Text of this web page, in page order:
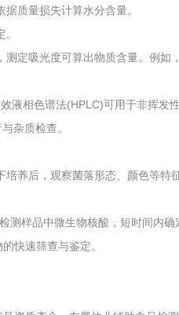
质量损失计算水分含量。
测定吸光度可算出物质含量。例如
液相色谱法(HPLC)可用于非挥发
杂质检查。
培养后，观察菌落形态、颜色等特
测样品中微生物核酸，短时间内确
快速筛查与鉴定。